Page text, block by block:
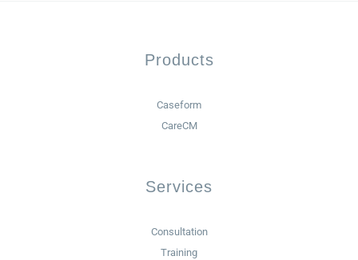
Products
Caseform
CareCM
Services
Consultation
Training